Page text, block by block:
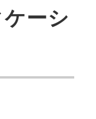
ケーシ